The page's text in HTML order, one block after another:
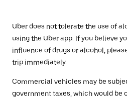
Uber does not tolerate the use of
using the Uber app. If you believe
influence of drugs or alcohol,
trip immediately.
Commercial vehicles may be
government taxes, which would be